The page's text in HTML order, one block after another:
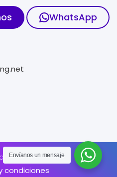
WhatsApp
Marketing
condiciones
Envíanos un mensaje